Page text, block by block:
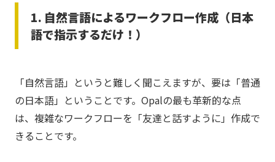
1. 自然言語によるワークフロー作成（日本
語で指示するだけ！）
「自然言語」というと難しく聞こえますが、要は「普通
の日本語」ということです。Opalの最も革新的な点
は、複雑なワークフローを「友達と話すように」作成で
きることです。